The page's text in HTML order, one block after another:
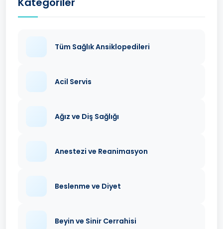
Tüm Sağlık Ansiklopedileri
Acil Servis
Ağız ve Diş Sağlığı
Anestezi ve Reanimasyon
Beslenme ve Diyet
Beyin ve Sinir Cerrahisi